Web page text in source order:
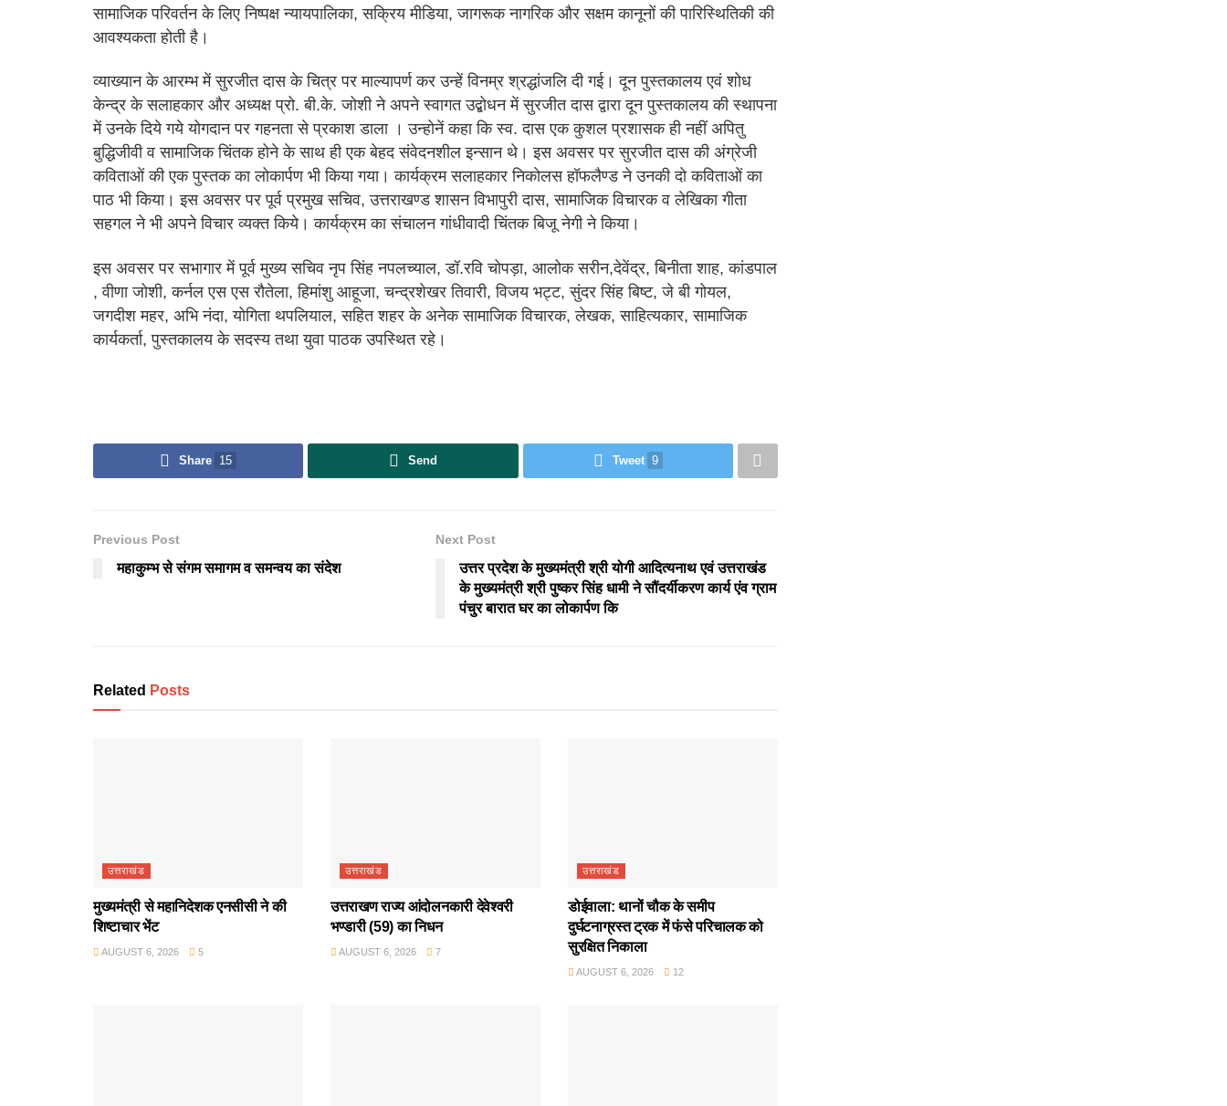
सामाजिक परिवर्तन के लिए निष्पक्ष न्यायपालिका, सक्रिय मीडिया, जागरूक नागरिक और सक्षम कानूनों की पारिस्थितिकी की
आवश्यकता होती है।
व्याख्यान के आरम्भ में सुरजीत दास के चित्र पर माल्यापर्ण कर उन्हें विनम्र श्रद्धांजलि दी गई। दून पुस्तकालय एवं शोध
केन्द्र के सलाहकार और अध्यक्ष प्रो. बी.के. जोशी ने अपने स्वागत उद्बोधन में सुरजीत दास द्वारा दून पुस्तकालय की स्थापना
में उनके दिये गये योगदान पर गहनता से प्रकाश डाला । उन्होनें कहा कि स्व. दास एक कुशल प्रशासक ही नहीं अपितु
बुद्धिजीवी व सामाजिक चिंतक होने के साथ ही एक बेहद संवेदनशील इन्सान थे। इस अवसर पर सुरजीत दास की अंग्रेजी
कविताओं की एक पुस्तक का लोकार्पण भी किया गया। कार्यक्रम सलाहकार निकोलस हॉफलैण्ड ने उनकी दो कविताओं का
पाठ भी किया। इस अवसर पर पूर्व प्रमुख सचिव, उत्तराखण्ड शासन विभापुरी दास, सामाजिक विचारक व लेखिका गीता
सहगल ने भी अपने विचार व्यक्त किये। कार्यक्रम का संचालन गांधीवादी चिंतक बिजू नेगी ने किया।
इस अवसर पर सभागार में पूर्व मुख्य सचिव नृप सिंह नपलच्याल, डॉ.रवि चोपड़ा, आलोक सरीन,देवेंद्र, बिनीता शाह, कांडपाल
, वीणा जोशी, कर्नल एस एस रौतेला, हिमांशु आहूजा, चन्द्रशेखर तिवारी, विजय भट्ट, सुंदर सिंह बिष्ट, जे बी गोयल,
जगदीश महर, अभि नंदा, योगिता थपलियाल, सहित शहर के अनेक सामाजिक विचारक, लेखक, साहित्यकार, सामाजिक
कार्यकर्ता, पुस्तकालय के सदस्य तथा युवा पाठक उपस्थित रहे।
Share 15 Send Tweet 9
Previous Post
महाकुम्भ से संगम समागम व समन्वय का संदेश
Next Post
उत्तर प्रदेश के मुख्यमंत्री श्री योगी आदित्यनाथ एवं उत्तराखंड
के मुख्यमंत्री श्री पुष्कर सिंह धामी ने सौंदर्यीकरण कार्य एंव ग्राम
पंचुर बारात घर का लोकार्पण कि
Related Posts
उत्तराखंड
मुख्यमंत्री से महानिदेशक एनसीसी ने की
शिष्टाचार भेंट
AUGUST 6, 2026 5
उत्तराखंड
उत्तराखण राज्य आंदोलनकारी देवेश्वरी
भण्डारी (59) का निधन
AUGUST 6, 2026 7
उत्तराखंड
डोईवाला: थानों चौक के समीप
दुर्घटनाग्रस्त ट्रक में फंसे परिचालक को
सुरक्षित निकाला
AUGUST 6, 2026 12